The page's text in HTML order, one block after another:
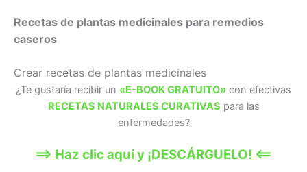
Recetas de plantas medicinales para remedios
caseros
Crear recetas de plantas medicinales
¿Te gustaría recibir un «E-BOOK GRATUITO» con efectivas
RECETAS NATURALES CURATIVAS para las
enfermedades?
==> Haz clic aquí y ¡DESCÁRGUELO! <==